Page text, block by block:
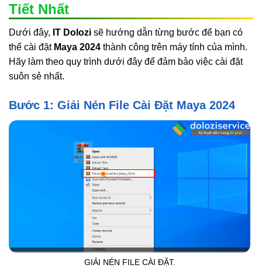
Tiết Nhất
Dưới đây, IT Dolozi sẽ hướng dẫn từng bước để bạn có
thể cài đặt Maya 2024 thành công trên máy tính của mình.
Hãy làm theo quy trình dưới đây để đảm bảo việc cài đặt
suôn sẻ nhất.
Bước 1: Giải Nén File Cài Đặt Maya 2024
GIẢI NÉN FILE CÀI ĐẶT.